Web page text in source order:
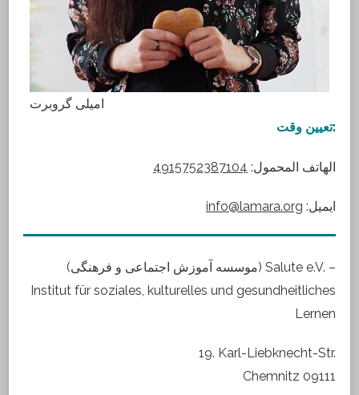
امیلی گروبرت
تعیین وقت:
الهاتف المحمول: 4915752387104
info@lamara.org :ایمیل
(موسسه آموزش اجتماعی و فرهنگی) Salute e.V. –
Institut für soziales, kulturelles und gesundheitliches
Lernen
19. Karl-Liebknecht-Str.
Chemnitz 09111